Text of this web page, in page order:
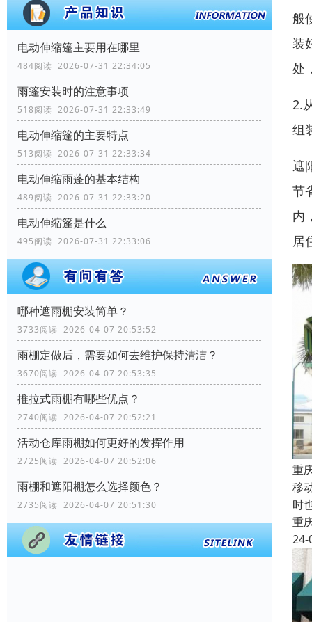
电动伸缩篷主要用在哪里
484阅读 2026-07-31 22:34:05
雨篷安装时的注意事项
518阅读 2026-07-31 22:33:49
电动伸缩篷的主要特点
513阅读 2026-07-31 22:33:34
电动伸缩雨蓬的基本结构
489阅读 2026-07-31 22:33:20
电动伸缩篷是什么
495阅读 2026-07-31 22:33:06
哪种遮雨棚安装简单？
3733阅读 2026-04-07 20:53:52
雨棚定做后，需要如何去维护保持清洁？
3670阅读 2026-04-07 20:53:35
推拉式雨棚有哪些优点？
2740阅读 2026-04-07 20:52:21
活动仓库雨棚如何更好的发挥作用
2725阅读 2026-04-07 20:52:06
雨棚和遮阳棚怎么选择颜色？
2735阅读 2026-04-07 20:51:30
般
装
处
2.
组
遮
节
内
居
重
移
时
重
24-